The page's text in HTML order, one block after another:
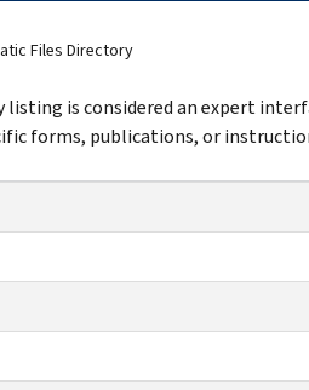
Files Directory
listing is considered an expert
forms, publications, or